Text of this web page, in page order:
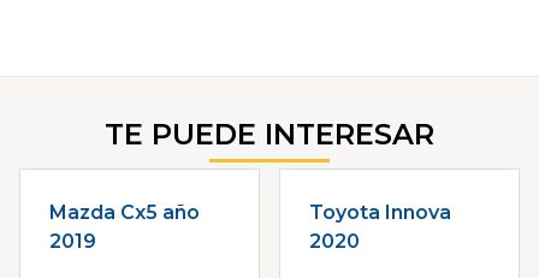
TE PUEDE INTERESAR
Mazda Cx5 año
2019
Toyota Innova
2020